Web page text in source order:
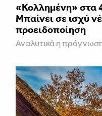
«Κολλημένη» στα
Μπαίνει σε ισχύ
προειδοποίηση
Αναλυτικά η